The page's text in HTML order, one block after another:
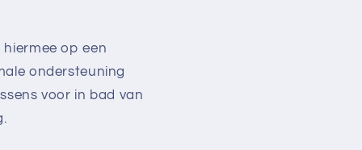
op een
ondersteuning
voor in bad van